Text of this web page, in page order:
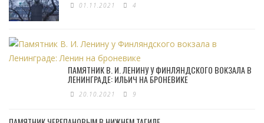
01.11.2021 4
ПАМЯТНИК В. И. ЛЕНИНУ У ФИНЛЯНДСКОГО ВОКЗАЛА В
ЛЕНИНГРАДЕ: ИЛЬИЧ НА БРОНЕВИКЕ
20.10.2021 9